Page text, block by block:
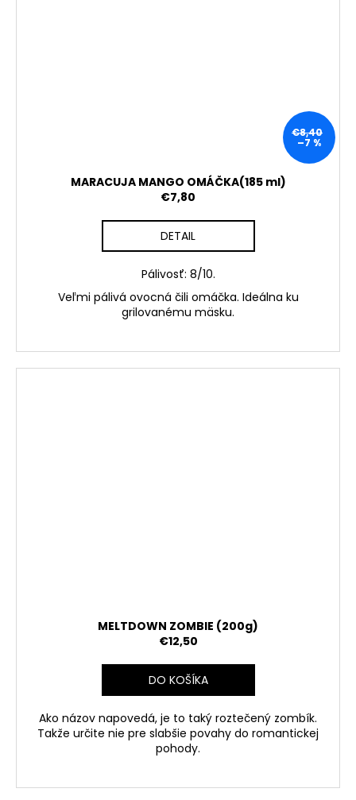
€8,40
–7 %
MARACUJA MANGO OMÁČKA(185 ml)
€7,80
DETAIL
Pálivosť: 8/10.
Veľmi pálivá ovocná čili omáčka. Ideálna ku
grilovanému mäsku.
MELTDOWN ZOMBIE (200g)
€12,50
DO KOŠÍKA
Ako názov napovedá, je to taký roztečený zombík.
Takže určite nie pre slabšie povahy do romantickej
pohody.